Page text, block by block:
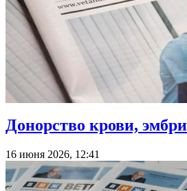
Донорство крови,
16 июня 2026, 12:41